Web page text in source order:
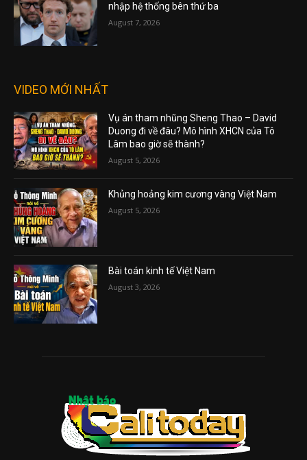
nhập hệ thống bên thứ ba
August 7, 2026
VIDEO MỚI NHẤT
Vụ án tham nhũng Sheng Thao – David
Duong đi về đâu? Mô hình XHCN của Tô
Lâm bao giờ sẽ thành?
August 5, 2026
Khủng hoảng kim cương vàng Việt Nam
August 5, 2026
Bài toán kinh tế Việt Nam
August 3, 2026